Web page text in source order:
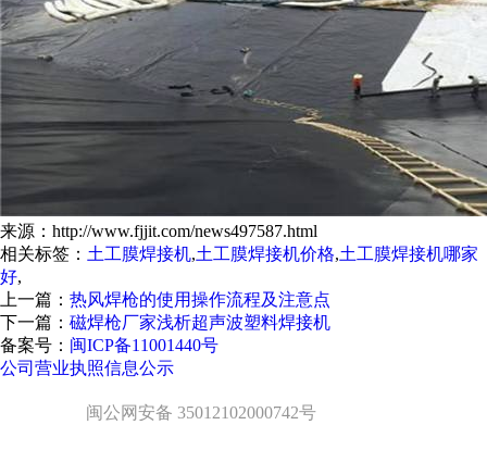
来源：http://www.fjjit.com/news497587.html
相关标签： 土工膜焊接机,土工膜焊接机价格,土工膜焊接机哪家
好,
上一篇： 热风焊枪的使用操作流程及注意点
下一篇： 磁焊枪厂家浅析超声波塑料焊接机
备案号： 闽ICP备11001440号
公司营业执照信息公示
闽公网安备 35012102000742号